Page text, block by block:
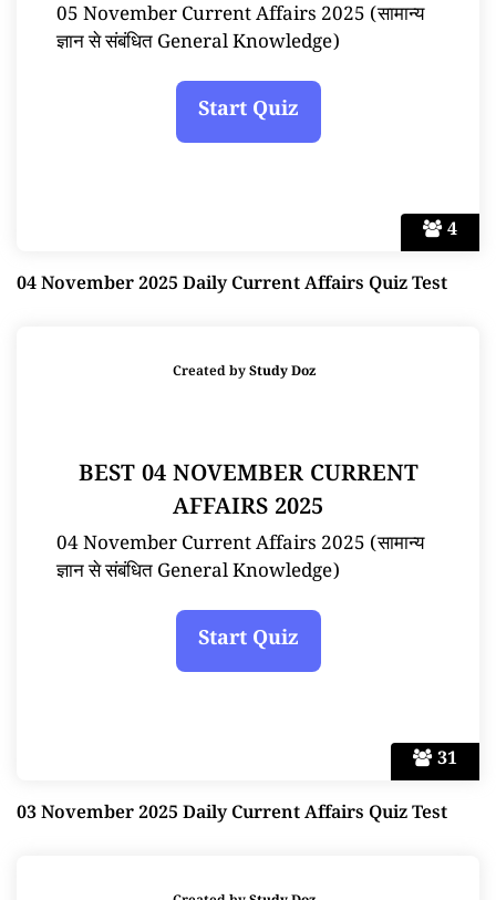
4
05 November Current Affairs 2025 (सामान्य
ज्ञान से संबंधित General Knowledge)
04 November 2025 Daily Current Affairs Quiz Test
31
Created byStudy Doz
BEST 04 NOVEMBER CURRENT
AFFAIRS 2025
04 November Current Affairs 2025 (सामान्य
ज्ञान से संबंधित General Knowledge)
03 November 2025 Daily Current Affairs Quiz Test